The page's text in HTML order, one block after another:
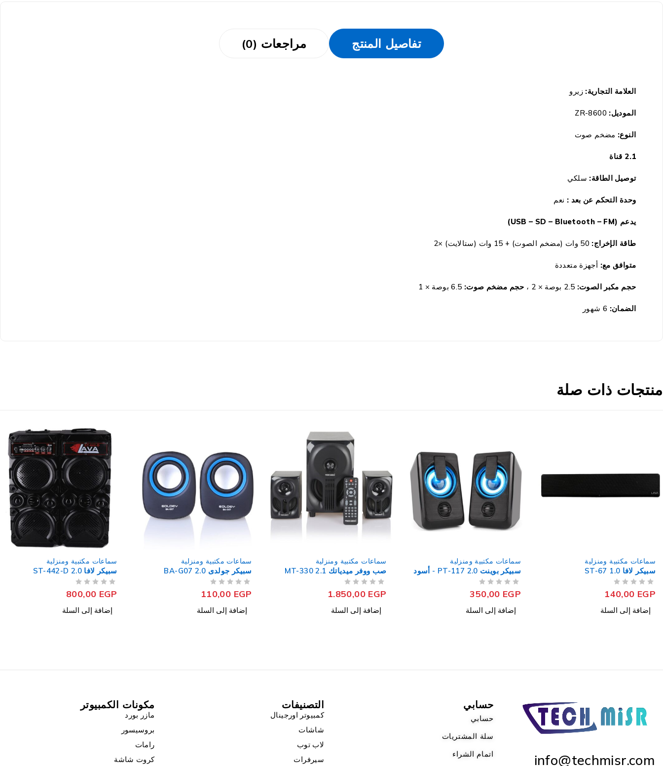
تفاصيل المنتج مراجعات (0)
العلامة التجارية:زيرو
الموديل: ZR-8600
النوع: مضخم صوت
2.1 قناة
توصيل الطاقة: سلكي
وحدة التحكم عن بعد : نعم
يدعم (USB – SD – Bluetooth – FM)
طاقة الإخراج: 50 وات (مضخم الصوت) + 15 وات (ستالايت) ×2
متوافق مع: أجهزة متعددة
حجم مكبر الصوت: 2.5 بوصة × 2 ، حجم مضخم صوت:
الضمان:
منتجات ذات صلة
سماعات مكتبية ومنزلية
سبيكر بوينت PT-117 2.0 - أسود
350,00 EGP
إضافة إلى السلة
سماعات مكتبية ومنزلية
صب ووفر ميدياتك MT-330 2.1
1.850,00 EGP
إضافة إلى السلة
سماعات مكتبية ومنزلية
سبيكر جولدى BA-G07 2.0
110,00 EGP
إضافة إلى السلة
سماعات مكتبية ومنزلية
سبيكر لافا ST-442-D 2.0
800,00 EGP
إضافة إلى السلة
سماعات مكتبية ومنزلية
صب ووفر زيرو ZR-6450 2.1
2.100,00 EGP
إضافة إلى السلة
info@techmisr.com
حسابي
حسابي
سلة المشتريات
اتمام الشراء
التصنيفات
كمبيوتر اورجينال
شاشات
لاب توب
سيرفرات
مكونات الكمبيوتر
مازر بورد
بروسيسور
رامات
كروت شاشة